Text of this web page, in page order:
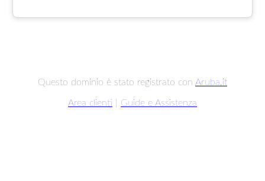
Questo dominio è stato registrato con Aruba.it
Area clienti Guide e Assistenza